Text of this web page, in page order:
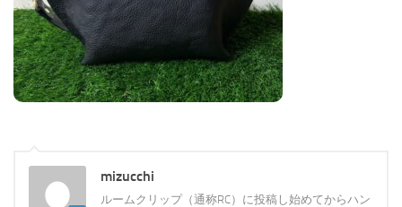
mizucchi
ルームクリップ（通称RC）に投稿し始めてからハン